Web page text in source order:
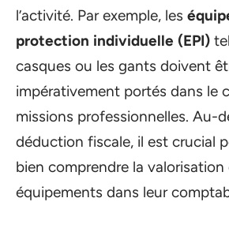
l’activité. Par exemple, les
protection individuelle (EPI)
casques ou les gants doivent
impérativement portés dans le
missions professionnelles. Au-
déduction fiscale, il est crucial
bien comprendre la valorisation
équipements dans leur